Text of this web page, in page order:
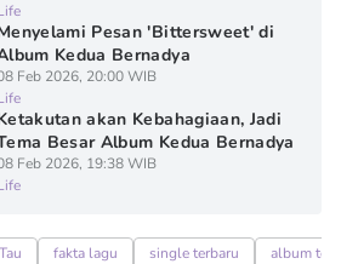
Pesan 'Bittersweet' di
Kedua Bernadya
Feb 2026, 20:00 WIB
akan Kebahagiaan, Jadi
Besar Album Kedua Bernadya
Feb 2026, 19:38 WIB
fakta lagu single terbaru
album